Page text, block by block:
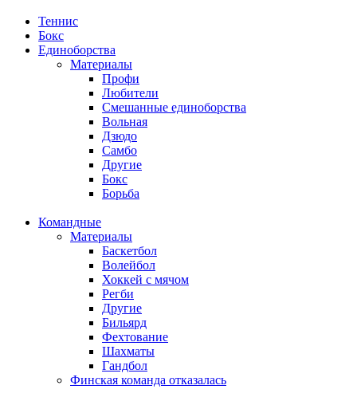
Теннис
Бокс
Единоборства
Материалы
Профи
Любители
Смешанные единоборства
Вольная
Дзюдо
Самбо
Другие
Бокс
Борьба
Командные
Материалы
Баскетбол
Волейбол
Хоккей с мячом
Регби
Другие
Бильярд
Фехтование
Шахматы
Гандбол
Финская команда отказалась